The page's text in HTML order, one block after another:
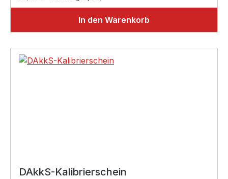
In den Warenkorb
DAkkS-Kalibrierschein